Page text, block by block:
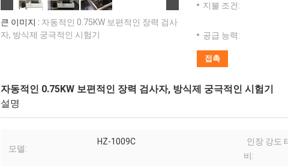
큰 이미지 : 자동적인 0.75KW 보편적인 장력 검사
자, 방식제 궁극적인 시험기
지불 조건:
공급 능력:
접촉
자동적인 0.75KW 보편적인 장력 검사자, 방식제 궁극적인 시험기
설명
모델:
HZ-1009C
인장 강도
비: